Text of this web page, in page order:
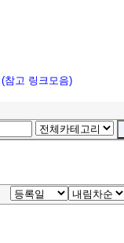
(참고 링크모음)